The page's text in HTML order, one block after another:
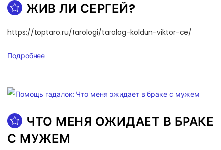
ЖИВ ЛИ СЕРГЕЙ?
https://toptaro.ru/tarologi/tarolog-koldun-viktor-ce/
Подробнее
ЧТО МЕНЯ ОЖИДАЕТ В БРАКЕ
С МУЖЕМ